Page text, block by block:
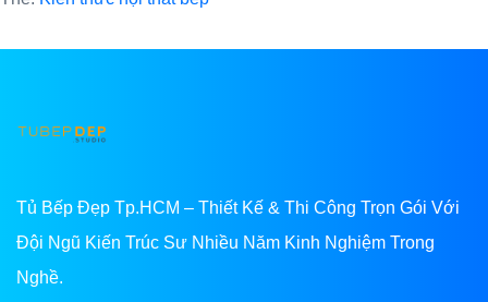
Tủ Bếp Đẹp Tp.HCM – Thiết Kế & Thi Công Trọn Gói Với
Đội Ngũ Kiến Trúc Sư Nhiều Năm Kinh Nghiệm Trong
Nghề.